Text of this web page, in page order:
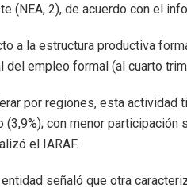
(NEA, 2), de acuerdo con el
a la estructura productiva
del empleo formal (al cuarto
por regiones, esta actividad
(3,9%); con menor participación
el IARAF.
señaló que otra